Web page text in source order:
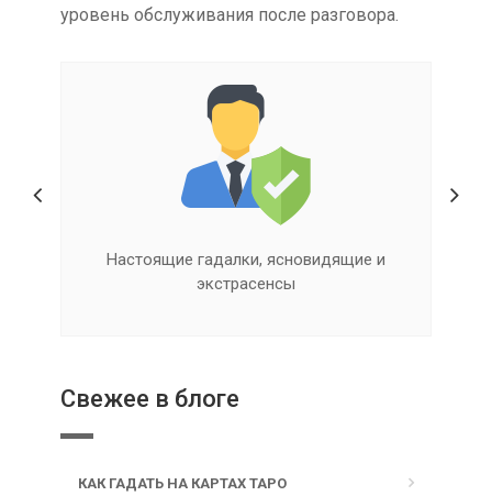
уровень обслуживания после разговора.
Квалифицированная помощь онлайн
Свежее в блоге
КАК ГАДАТЬ НА КАРТАХ ТАРО